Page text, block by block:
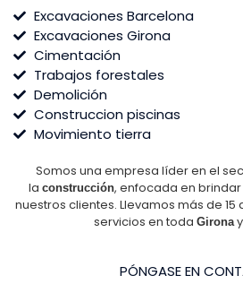
Excavaciones Barcelona
Excavaciones Girona
Cimentación
Trabajos forestales
Demolición
Construccion piscinas
Movimiento tierra
Somos una empresa líder en el
la construcción, enfocada en
nuestros clientes. Llevamos más de
servicios en toda Gironay
PÓNGASE EN